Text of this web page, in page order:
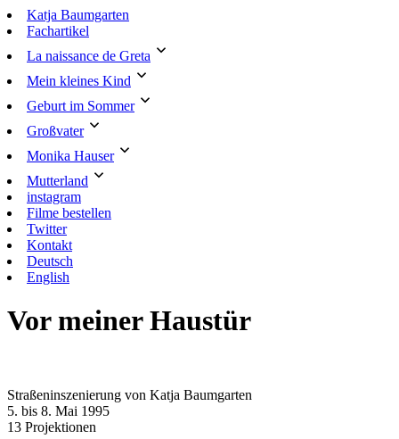
Skip
to
Katja Baumgarten
Fachartikel
La naissance de Greta
Mein kleines Kind
Geburt im Sommer
Großvater
Monika Hauser
Mutterland
instagram
Filme bestellen
Twitter
Kontakt
Deutsch
English
Vor meiner Haustür
Straßeninszenierung von Katja Baumgarten
5. bis 8. Mai 1995
13 Projektionen